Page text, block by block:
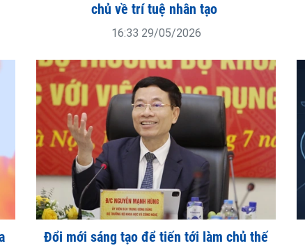
chủ về trí tuệ nhân tạo
16:33 29/05/2026
Đổi mới sáng tạo để tiến tới làm chủ thế